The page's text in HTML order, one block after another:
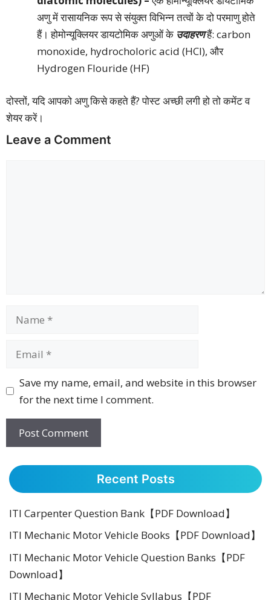
अणु में रासायनिक रूप से संयुक्त विभिन्न तत्वों के दो परमाणु होते
हैं। होमोन्यूक्लियर डायटोमिक अणुओं के उदाहरणहैं: carbon
monoxide, hydrocholoric acid (HCl), और
Hydrogen Flouride (HF)
दोस्तों, यदि आपको अणु किसे कहते हैं? पोस्ट अच्छी लगी हो तो कमेंट व
शेयर करें।
Leave a Comment
Website
Save my name, email, and website in this browser
for the next time I comment.
Recent Posts
ITI Carpenter Question Bank【PDF Download】
ITI Mechanic Motor Vehicle Books【PDF Download】
ITI Mechanic Motor Vehicle Question Banks【PDF
Download】
ITI Mechanic Motor Vehicle Syllabus【PDF